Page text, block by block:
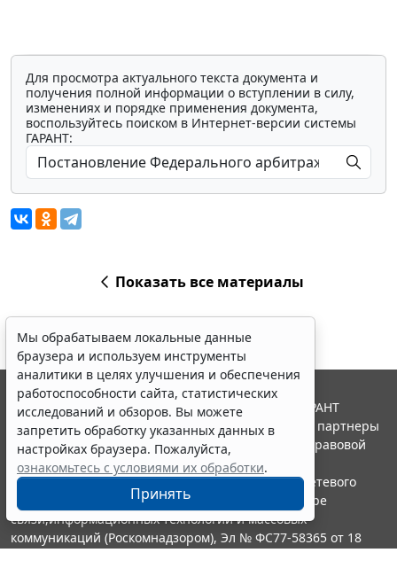
Для просмотра актуального текста документа и
получения полной информации о вступлении в силу,
изменениях и порядке применения документа,
воспользуйтесь поиском в Интернет-версии системы
ГАРАНТ:
Показать все материалы
Мы обрабатываем локальные данные
браузера и используем инструменты
аналитики в целях улучшения и обеспечения
работоспособности сайта, статистических
исследований и обзоров. Вы можете
запретить обработку указанных данных в
настройках браузера. Пожалуйста,
ознакомьтесь с условиями их обработки.
Принять
© ООО "НПП "ГАРАНТ-СЕРВИС", 2026. Система ГАРАНТ
выпускается с 1990 года. Компания "Гарант" и ее партнеры
являются участниками Российской ассоциации правовой
информации ГАРАНТ.
Портал ГАРАНТ.РУ зарегистрирован в качестве сетевого
издания Федеральной службой по надзору в сфере
связи,информационных технологий и массовых
коммуникаций (Роскомнадзором), Эл № ФС77-58365 от 18